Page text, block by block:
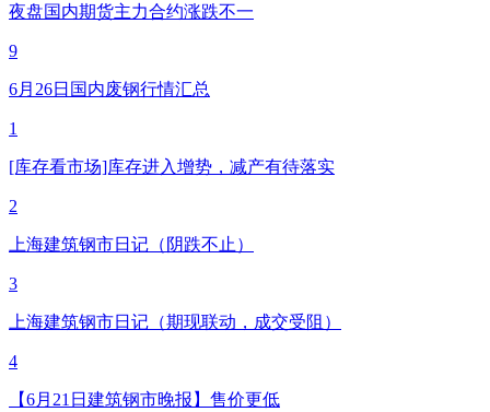
夜盘国内期货主力合约涨跌不一
9
6月26日国内废钢行情汇总
1
[库存看市场]库存进入增势，减产有待落实
2
上海建筑钢市日记（阴跌不止）
3
上海建筑钢市日记（期现联动，成交受阻）
4
【6月21日建筑钢市晚报】售价更低